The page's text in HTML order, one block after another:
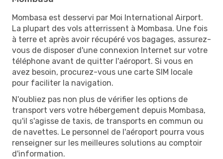
Mombasa est desservi par Moi International Airport.
La plupart des vols atterrissent à Mombasa. Une fois
à terre et après avoir récupéré vos bagages, assurez-
vous de disposer d'une connexion Internet sur votre
téléphone avant de quitter l'aéroport. Si vous en
avez besoin, procurez-vous une carte SIM locale
pour faciliter la navigation.
N'oubliez pas non plus de vérifier les options de
transport vers votre hébergement depuis Mombasa,
qu'il s'agisse de taxis, de transports en commun ou
de navettes. Le personnel de l'aéroport pourra vous
renseigner sur les meilleures solutions au comptoir
d'information.